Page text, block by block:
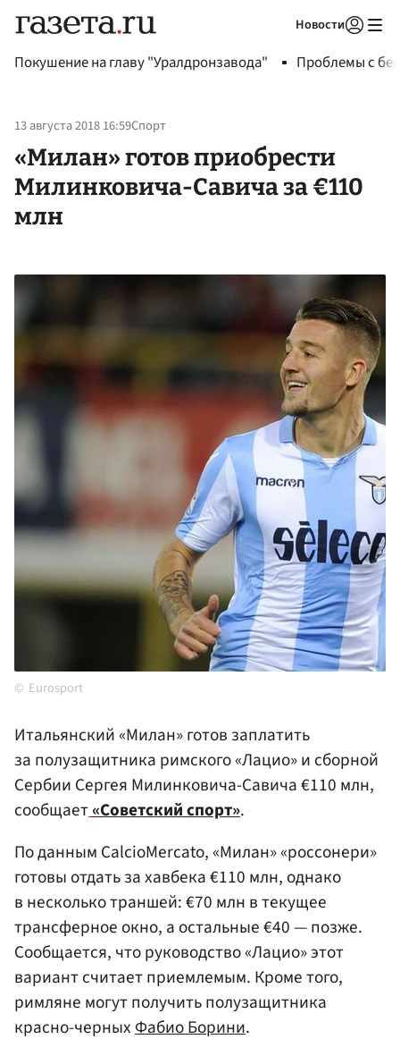
Новости
Покушение на главу "Уралдронзавода" Проблемы с
13 августа 2018 16:59Спорт
«Милан» готов приобрести
Милинковича-Савича за €110
млн
Eurosport
Итальянский «Милан» готов заплатить
за полузащитника римского «Лацио» и сборной
Сербии Сергея Милинковича-Савича €110 млн,
сообщает«Советский спорт».
По данным CalcioMercato, «Милан» «россонери»
готовы отдать за хавбека €110 млн, однако
в несколько траншей: €70 млн в текущее
трансферное окно, а остальные €40 — позже.
Сообщается, что руководство «Лацио» этот
вариант считает приемлемым. Кроме того,
римляне могут получить полузащитника
красно-черныхФабио Борини.